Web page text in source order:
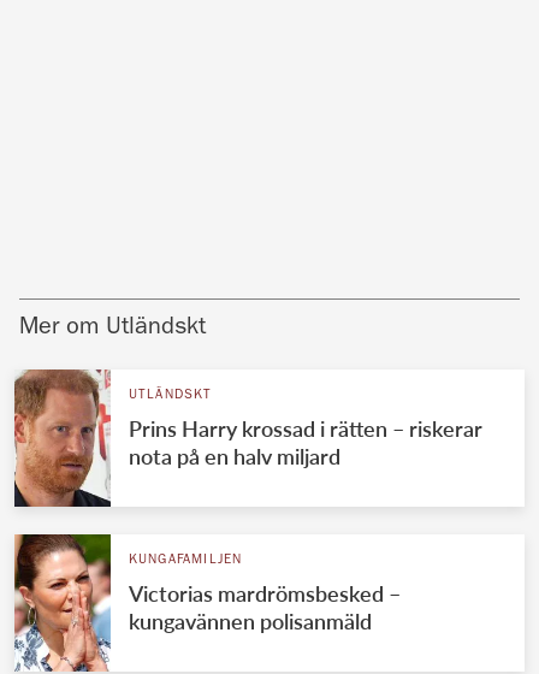
Mer om Utländskt
UTLÄNDSKT
Prins Harry krossad i rätten – riskerar
nota på en halv miljard
KUNGAFAMILJEN
Victorias mardrömsbesked –
kungavännen polisanmäld